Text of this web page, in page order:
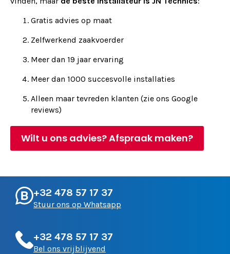
Gratis advies op maat
Zelfwerkend zaakvoerder
Meer dan 19 jaar ervaring
Meer dan 1000 succesvolle installaties
Alleen maar tevreden klanten (zie ons Google
reviews)
Wilt u ons advies? Afspraak maken?
+32 478 57 17 37
Stuur ons op Whatsapp
+32 478 57 17 37
Bel ons vrijblijvend